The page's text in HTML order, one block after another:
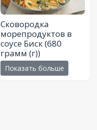
Сковородка
морепродуктов в
соусе Биск(680
грамм (г))
Показать больше